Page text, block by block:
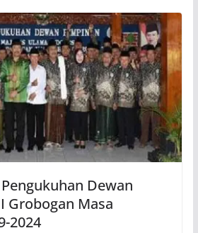
Dewan
Grobogan Masa
2024